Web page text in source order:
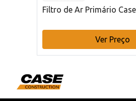
Filtro de Ar Primário Case
Ver Preço